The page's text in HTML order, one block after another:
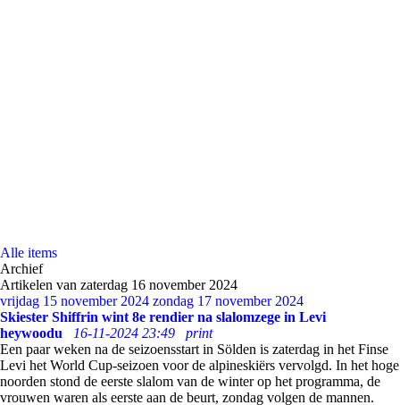
Alle items
Archief
Artikelen van zaterdag 16 november 2024
vrijdag 15 november 2024 zondag 17 november 2024
Skiester Shiffrin wint 8e rendier na slalomzege in Levi
heywoodu
16-11-2024 23:49
print
Een paar weken na de seizoensstart in Sölden is zaterdag in het Finse
Levi het World Cup-seizoen voor de alpineskiërs vervolgd. In het hoge
noorden stond de eerste slalom van de winter op het programma, de
vrouwen waren als eerste aan de beurt, zondag volgen de mannen.